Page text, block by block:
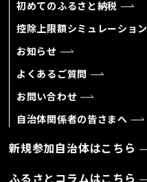
初めてのふるさと納税
控除上限額シミュレーション
お知らせ
よくあるご質問
お問い合わせ
自治体関係者の皆さまへ
新規参加自治体はこちら
ふるさとコラムはこちら